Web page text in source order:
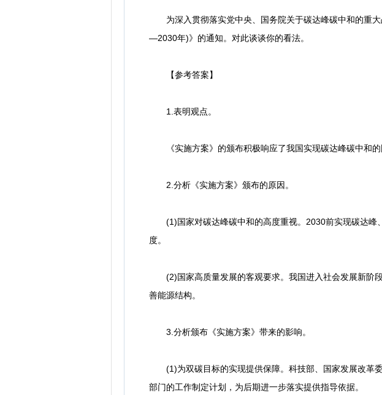
为深入贯彻落实党中央、国务院关于碳达峰碳中和的重大
—2030年)》的通知。对此谈谈你的看法。
【参考答案】
1.表明观点。
《实施方案》的颁布积极响应了我国实现碳达峰碳中和的
2.分析《实施方案》颁布的原因。
(1)国家对碳达峰碳中和的高度重视。2030前实现碳达峰
度。
(2)国家高质量发展的客观要求。我国进入社会发展新阶
善能源结构。
3.分析颁布《实施方案》带来的影响。
(1)为双碳目标的实现提供保障。科技部、国家发展改革
部门的工作制定计划，为后期进一步落实提供指导依据。